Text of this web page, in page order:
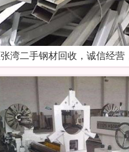
湾二手钢材回收，诚信经营